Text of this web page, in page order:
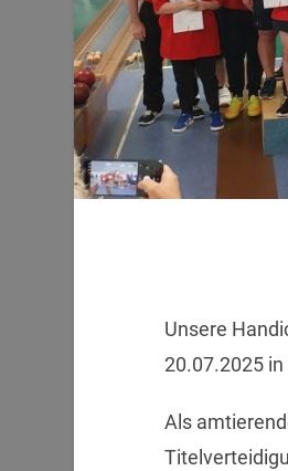
Unsere
20.07.2025
Als